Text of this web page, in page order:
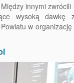
innymi zwrócili
wysoką dawkę
w